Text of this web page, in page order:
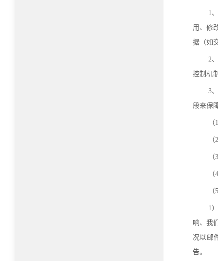
1
用、修
据（如
2
控制机
3
段来保
1
响、我
况以邮
告。